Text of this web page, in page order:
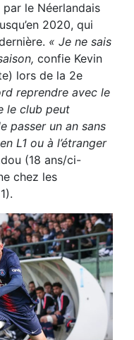
le Néerlandais
2020, qui
« Je ne sais
confie Kevin
lors de la 2e
reprendre avec le
le club peut
passer un an sans
L1 ou à l’étranger
(18 ans/ci-
chez les